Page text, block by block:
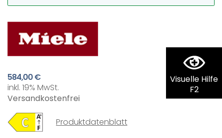
Visuelle Hilfe
F2
584,00 €
inkl. 19% MwSt.
Versandkostenfrei
Produktdatenblatt